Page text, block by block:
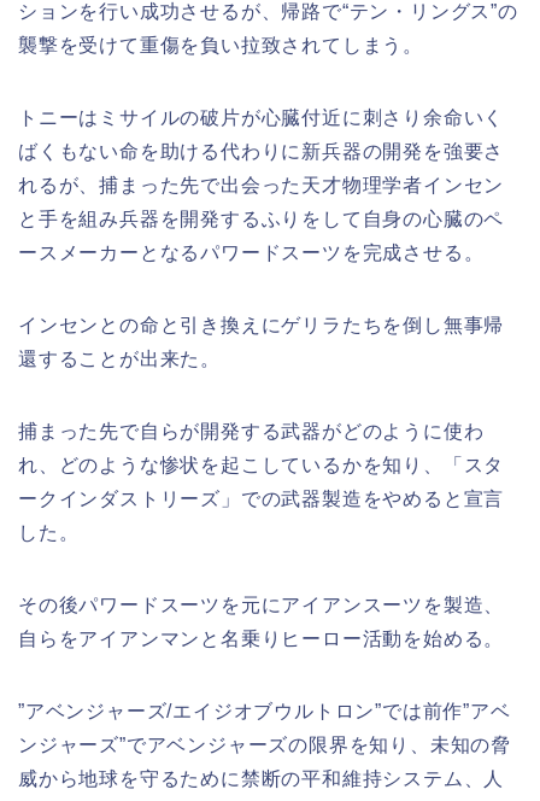
ションを行い成功させるが、帰路で“テン・リングス”の
襲撃を受けて重傷を負い拉致されてしまう。
トニーはミサイルの破片が心臓付近に刺さり余命いく
ばくもない命を助ける代わりに新兵器の開発を強要さ
れるが、捕まった先で出会った天才物理学者インセン
と手を組み兵器を開発するふりをして自身の心臓のペ
ースメーカーとなるパワードスーツを完成させる。
インセンとの命と引き換えにゲリラたちを倒し無事帰
還することが出来た。
捕まった先で自らが開発する武器がどのように使わ
れ、どのような惨状を起こしているかを知り、「スタ
ークインダストリーズ」での武器製造をやめると宣言
した。
その後パワードスーツを元にアイアンスーツを製造、
自らをアイアンマンと名乗りヒーロー活動を始める。
”アベンジャーズ/エイジオブウルトロン”では前作”アベ
ンジャーズ”でアベンジャーズの限界を知り、未知の脅
威から地球を守るために禁断の平和維持システム、人